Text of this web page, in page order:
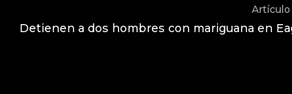
Detienen a dos hombres con mariguana en